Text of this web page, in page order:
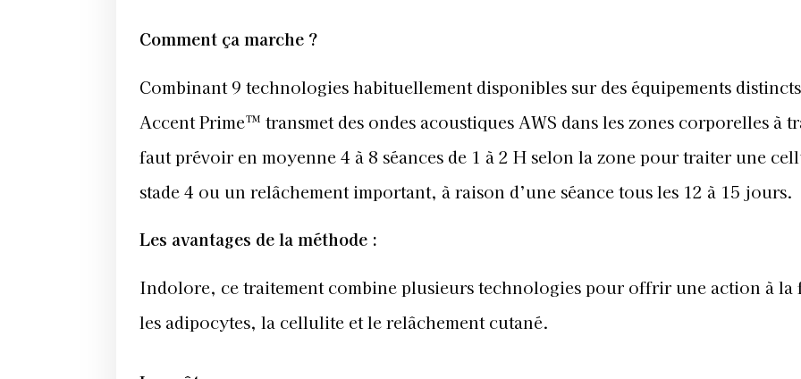
Comment ça marche ?
Combinant 9 technologies habituellement disponibles sur des équipements
Accent Prime™ transmet des ondes acoustiques AWS dans les zones corporelles à
faut prévoir en moyenne 4 à 8 séances de 1 à 2 H selon la zone pour traiter une
stade 4 ou un relâchement important, à raison d’une séance tous les 12 à 15 jours.
Les avantages de la méthode :
Indolore, ce traitement combine plusieurs technologies pour offrir une action à la
les adipocytes, la cellulite et le relâchement cutané.